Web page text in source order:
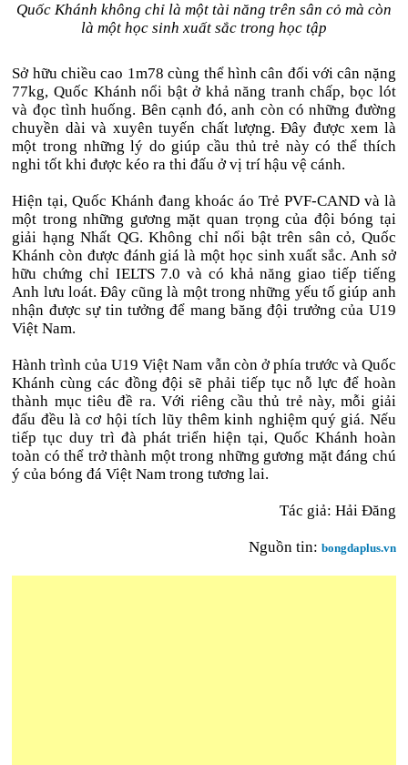
Quốc Khánh không chỉ là một tài năng trên sân cỏ mà còn
là một học sinh xuất sắc trong học tập
Sở hữu chiều cao 1m78 cùng thể hình cân đối với cân nặng
77kg, Quốc Khánh nổi bật ở khả năng tranh chấp, bọc lót
và đọc tình huống. Bên cạnh đó, anh còn có những đường
chuyền dài và xuyên tuyến chất lượng. Đây được xem là
một trong những lý do giúp cầu thủ trẻ này có thể thích
nghi tốt khi được kéo ra thi đấu ở vị trí hậu vệ cánh.
Hiện tại, Quốc Khánh đang khoác áo Trẻ PVF-CAND và là
một trong những gương mặt quan trọng của đội bóng tại
giải hạng Nhất QG. Không chỉ nổi bật trên sân cỏ, Quốc
Khánh còn được đánh giá là một học sinh xuất sắc. Anh sở
hữu chứng chỉ IELTS 7.0 và có khả năng giao tiếp tiếng
Anh lưu loát. Đây cũng là một trong những yếu tố giúp anh
nhận được sự tin tưởng để mang băng đội trưởng của U19
Việt Nam.
Hành trình của U19 Việt Nam vẫn còn ở phía trước và Quốc
Khánh cùng các đồng đội sẽ phải tiếp tục nỗ lực để hoàn
thành mục tiêu đề ra. Với riêng cầu thủ trẻ này, mỗi giải
đấu đều là cơ hội tích lũy thêm kinh nghiệm quý giá. Nếu
tiếp tục duy trì đà phát triển hiện tại, Quốc Khánh hoàn
toàn có thể trở thành một trong những gương mặt đáng chú
ý của bóng đá Việt Nam trong tương lai.
Tác giả: Hải Đăng
Nguồn tin: bongdaplus.vn